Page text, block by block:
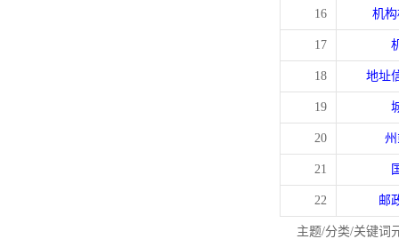
16 机
17
18 地址
19
20
21
22 邮
主题/分类/关键词